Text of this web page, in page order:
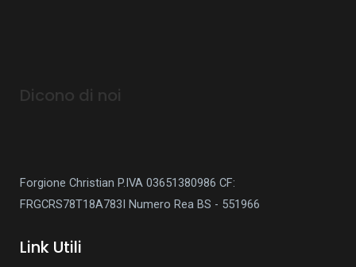
Dicono di noi
Forgione Christian P.IVA 03651380986 CF:
FRGCRS78T18A783I Numero Rea BS - 551966
Link Utili